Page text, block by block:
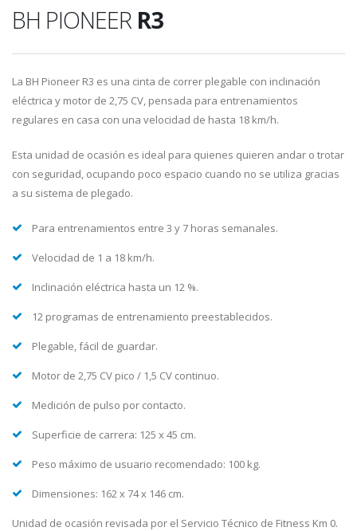
BH PIONEER R3
La BH Pioneer R3 es una cinta de correr plegable con inclinación
eléctrica y motor de 2,75 CV, pensada para entrenamientos
regulares en casa con una velocidad de hasta 18 km/h.
Esta unidad de ocasión es ideal para quienes quieren andar o trotar
con seguridad, ocupando poco espacio cuando no se utiliza gracias
a su sistema de plegado.
Para entrenamientos entre 3 y 7 horas semanales.
Velocidad de 1 a 18 km/h.
Inclinación eléctrica hasta un 12 %.
12 programas de entrenamiento preestablecidos.
Plegable, fácil de guardar.
Motor de 2,75 CV pico / 1,5 CV continuo.
Medición de pulso por contacto.
Superficie de carrera: 125 x 45 cm.
Peso máximo de usuario recomendado: 100 kg.
Dimensiones: 162 x 74 x 146 cm.
Unidad de ocasión revisada por el Servicio Técnico de Fitness Km 0.